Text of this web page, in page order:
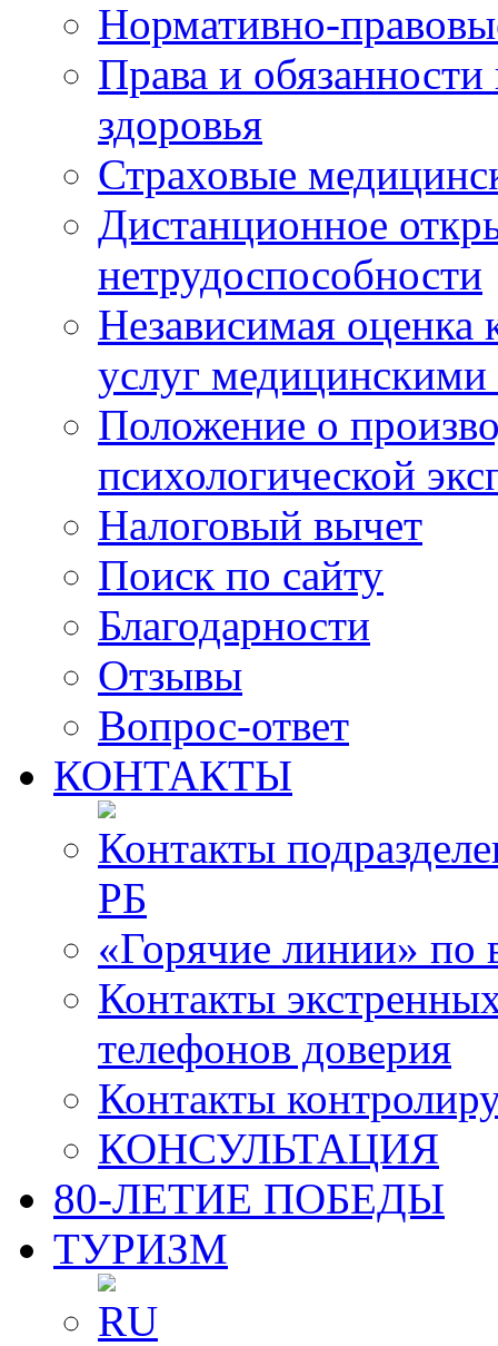
Нормативно-
Права и
здоровья
Страховые
Дистанционное
нетрудоспособности
Независимая оценка
услуг
Положение о
психологической
Налоговый вычет
Поиск по сайту
Благодарности
Отзывы
Вопрос-ответ
КОНТАКТЫ
Контакты
РБ
«Горячие линии» по
Контакты
телефонов доверия
Контакты
КОНСУЛЬТАЦИЯ
80-ЛЕТИЕ ПОБЕДЫ
ТУРИЗМ
RU